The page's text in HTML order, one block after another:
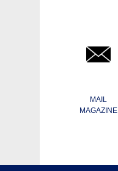
MAIL
MAGAZINE